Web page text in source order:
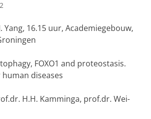
Yang, 16.15 uur, Academiegebouw,
FOXO1 and proteostasis.
diseases
H.H. Kamminga, prof.dr. Wei-